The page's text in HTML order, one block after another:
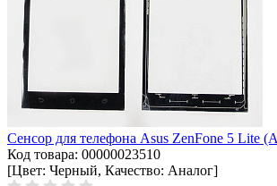
Сенсор для телефона Asus ZenFone 5 Lite
Код товара: 00000023510
[Цвет: Черный, Качество: Аналог]